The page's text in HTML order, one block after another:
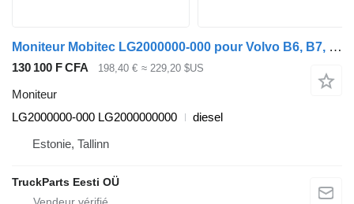
Moniteur Mobitec LG2000000-000 pour Volvo B6, B7, B9, B10, B12 bus (1978-2011)
130 100 F CFA 198,40 € ≈ 229,20 $US
Moniteur
LG2000000-000 LG2000000000
diesel
Estonie, Tallinn
TruckParts Eesti OÜ